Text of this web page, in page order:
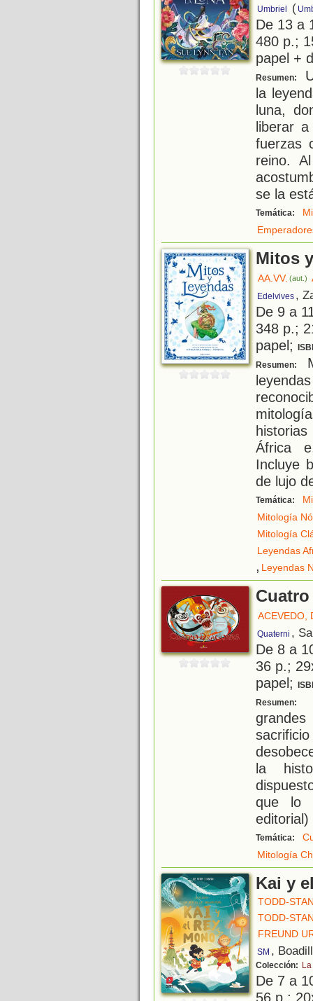
Umbriel (
De 13 a
480 p.;
papel +
Resumen:
la
luna,
liberar
fuerzas
reino.
se la
Temática:
Mitos
AA.VV. (aut.)
Edelvives ,
De 9 a
348 p.;
papel;
Resumen:
África
Incluye
de lujo
Temática:
Mitología
Mitología
Leyendas
, Leyendas
ACEVEDO,
Quaterni ,
De 8 a
36 p.;
papel;
Resumen:
la
que lo
editorial)
Temática:
Mitología
Kai y
TODD-
TODD-
FREUND
SM ,
Colección:
De 7 a
56 p.;